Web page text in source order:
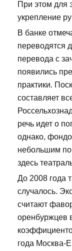
При этом для
укрепление
В банке
переводятся
перевода с
появились
практики.
составляет
речь идет о
однако,
небольшим
здесь
До 2008 года
случалось.
считают
оренбуржцев
года Москва-